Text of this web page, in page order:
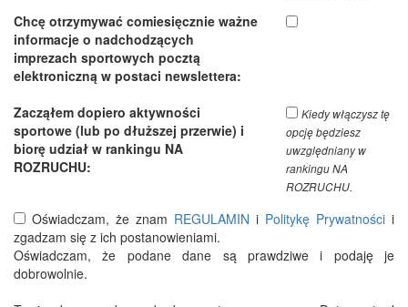
Chcę otrzymywać comiesięcznie ważne
informacje o nadchodzących
imprezach sportowych pocztą
elektroniczną w postaci newslettera:
Zacząłem dopiero aktywności
sportowe (lub po dłuższej przerwie) i
biorę udział w rankingu NA
ROZRUCHU:
Kiedy włączysz tę
opcję będziesz
uwzględniany w
rankingu NA
ROZRUCHU.
Oświadczam, że znam REGULAMIN i Politykę Prywatności i
zgadzam się z ich postanowieniami.
Oświadczam, że podane dane są prawdziwe i podaję je
dobrowolnie.